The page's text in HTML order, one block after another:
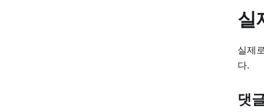
실
실제
다.
댓